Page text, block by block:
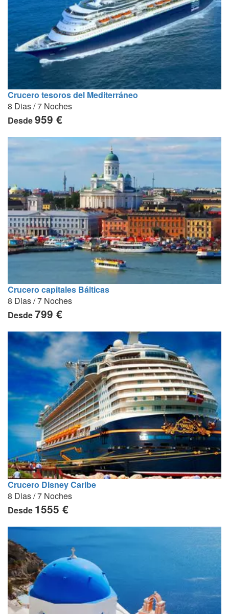
Crucero tesoros del Mediterráneo
8 Dias / 7 Noches
Desde959 €
Crucero capitales Bálticas
8 Dias / 7 Noches
Desde799 €
Crucero Disney Caribe
8 Dias / 7 Noches
Desde 1555 €